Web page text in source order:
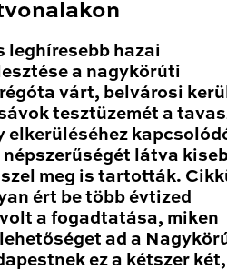
leghíresebb hazai
a nagykörúti
várt, belvárosi
tesztüzemét a
elkerüléséhez
látva
meg is tartották.
ért be több évtized
a fogadtatása, miken
ad a
ez a kétszer